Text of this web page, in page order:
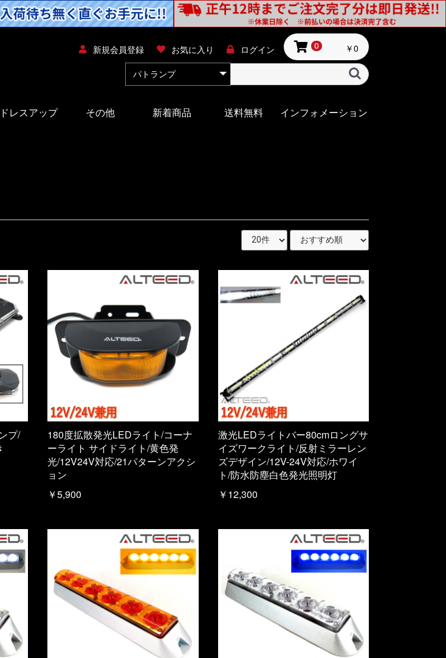
新規会員登録 お気に入り ログイン 0 ￥0
ドレスアップ その他 新着商品 送料無料 インフォメーション
プ/
180度拡散発光LEDライト/コーナ
ーライト サイドライト/黄色発
光/12V24V対応/21パターンアクシ
ョン
￥5,900
激光LEDライトバー80cmロングサ
イズワークライト/反射ミラーレン
ズデザイン/12V-24V対応/ホワイ
ト/防水防塵白色発光照明灯
￥12,300